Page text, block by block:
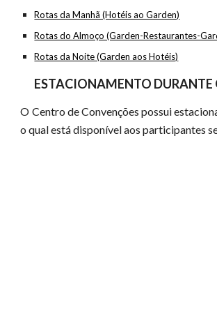
Rotas da Manhã (Hotéis ao Garden)
Rotas do Almoço (Garden-Restaurantes-
Rotas da Noite (Garden aos Hotéis)
ESTACIONAMENTO DURANTE
O Centro de Convenções possui
o qual está disponível aos participantes